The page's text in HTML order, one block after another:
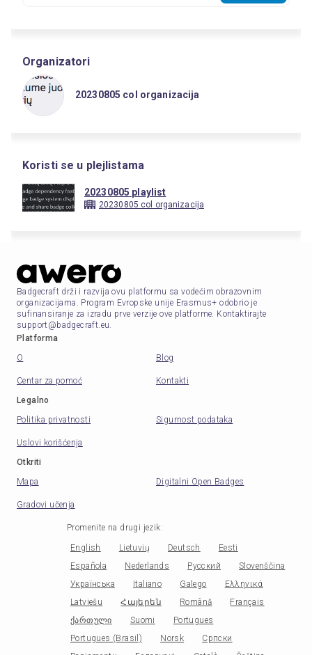
Organizatori
20230805 col organizacija
Koristi se u plejlistama
20230805 playlist
20230805 col organizacija
Badgecraft drži i razvija ovu platformu sa vodećim obrazovnim
organizacijama. Program Evropske unije Erasmus+ odobrio je
sufinansiranje za izradu prve verzije ove platforme. Kontaktirajte
support@badgecraft.eu.
Platforma
O
Blog
Centar za pomoć
Kontakti
Legalno
Politika privatnosti
Sigurnost podataka
Uslovi korišćenja
Otkriti
Mapa
Digitalni Open Badges
Gradovi učenja
Promenite na drugi jezik:
English Lietuvių Deutsch
Eesti
Española
Nederlands Русский
Slovenščina
Українська
Italiano Galego
Ελληνικά
Latviešu
Հայերեն Română
Français
ქართული
Suomi
Portugues
Portugues (Brasil)
Norsk
Српски